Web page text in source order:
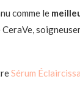
comme le
Sérum